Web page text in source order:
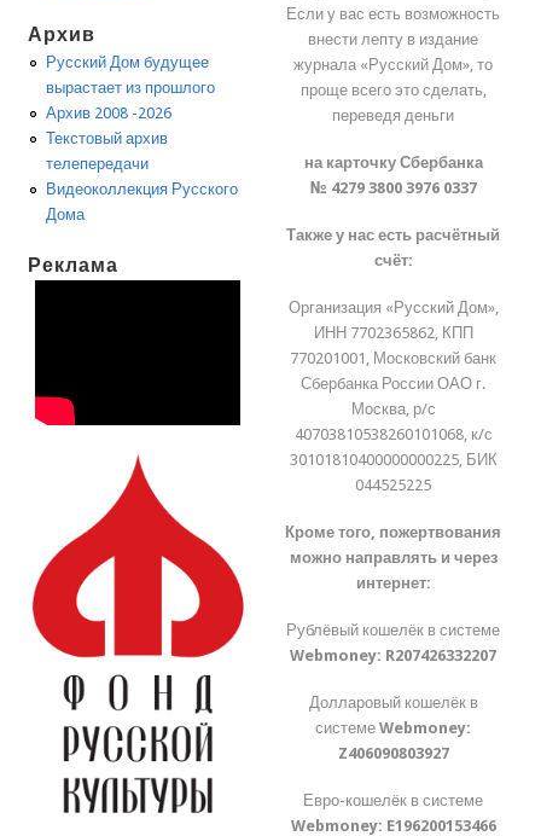
Архив
Русский Дом будущее
вырастает из прошлого
Архив 2008 -2026
Текстовый архив
телепередачи
Видеоколлекция Русского
Дома
Реклама
Если у вас есть возможность
внести лепту в издание
журнала «Русский Дом», то
проще всего это сделать,
переведя деньги
на карточку Сбербанка
№ 4279 3800 3976 0337
Также у нас есть расчётный
счёт:
Организация «Русский Дом»,
ИНН 7702365862, КПП
770201001, Московский банк
Сбербанка России ОАО г.
Москва, р/с
40703810538260101068, к/с
30101810400000000225, БИК
044525225
Кроме того, пожертвования
можно направлять и через
интернет:
Рублёвый кошелёк в системе
Webmoney: R207426332207
Долларовый кошелёк в
системеWebmoney:
Z406090803927
Евро-кошелёк в системе
Webmoney: E196200153466